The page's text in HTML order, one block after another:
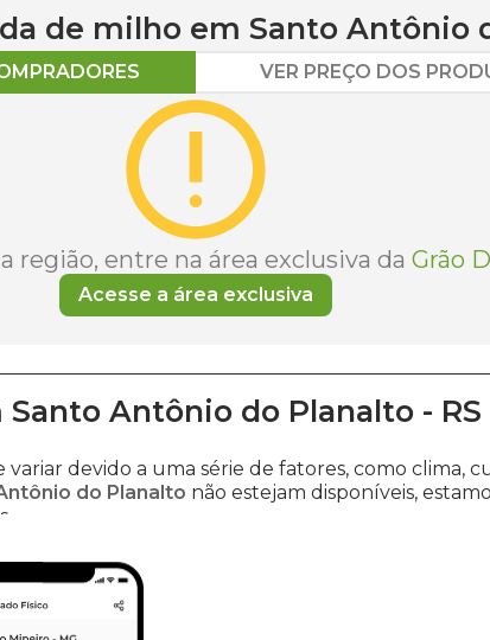
de milho em Santo Antônio
VER PREÇO DOS
região, entre na área exclusiva da Grão
Acesse a área exclusiva
Santo Antônio do Planalto - RS
variar devido a uma série de fatores, como clima,
do Planalto não estejam disponíveis,
no mercado agrícola, explore as informações
estados exercem uma influência significativa sobre o
as últimas atualizações, pois em breve